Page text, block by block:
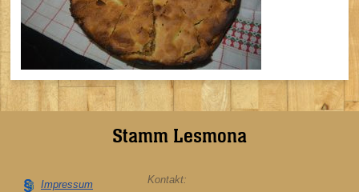
Stamm Lesmona
Impressum
Kontakt: